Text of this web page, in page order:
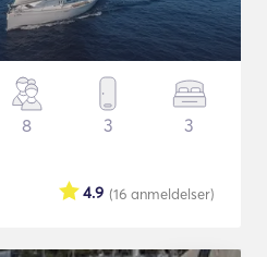
8 3 3
(16 anmeldelser)
4.9